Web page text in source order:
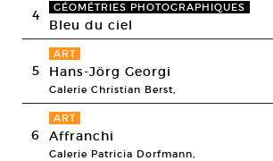
4 GÉOMÉTRIES PHOTOGRAPHIQUES
Bleu du ciel
5
ART
Hans-Jörg Georgi
Galerie Christian Berst,
6
ART
Affranchi
Galerie Patricia Dorfmann,